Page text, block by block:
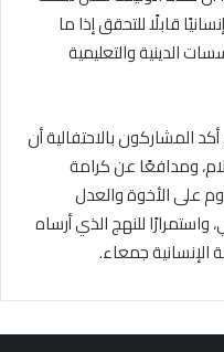
قابلًا للتحقق إذا ما
الدينية والتعليمية
أكد المشاركون بالاحتفالية أن
ومدافعًا عن كرامة
على الأخوة والعدل
واستمرارًا للنهج الذي أرساه
الإنسانية جمعاء.